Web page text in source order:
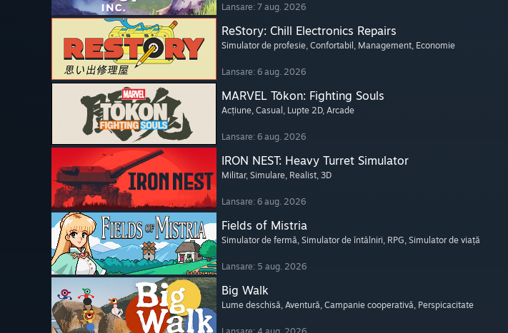
Lansare: 7 aug. 2026
ReStory: Chill Electronics Repairs
Simulator de profesie, Confortabil , Management, Economie
Lansare: 6 aug. 2026
MARVEL Tōkon: Fighting Souls
Acțiune, Casual , Lupte 2D, Arcade
Lansare: 6 aug. 2026
IRON NEST: Heavy Turret Simulator
Militar, Simulare, Realist, 3D
Lansare: 6 aug. 2026
Fields of Mistria
Simulator de fermă, Simulator de întâlniri, RPG, Simulator de viață
Lansare: 5 aug. 2026
Big Walk
Lume deschisă, Aventură, Campanie cooperativă, Perspicacitate